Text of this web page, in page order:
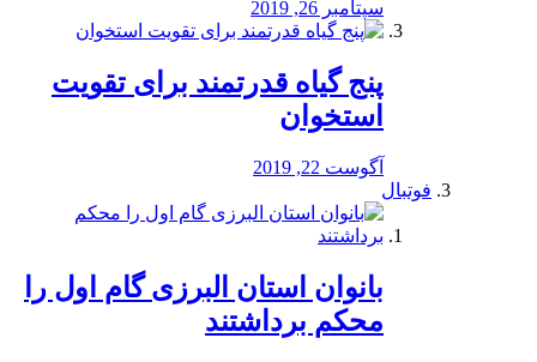
سپتامبر 26, 2019
پنج گیاه قدرتمند برای تقویت
استخوان
آگوست 22, 2019
فوتبال
بانوان استان البرزی گام اول را
محكم برداشتند